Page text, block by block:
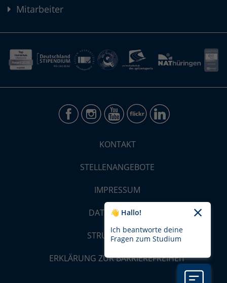
Mitarbeiter
KONTAKT
STELLENANGEBOTE
IMPRESSUM
DATENSCHUTZ
STRUKTUR-MAP
ERKLÄRUNG ZUR BARRIEREFREIHEIT
👋 Hallo!
Ich beantworte deine
Fragen zum Studium